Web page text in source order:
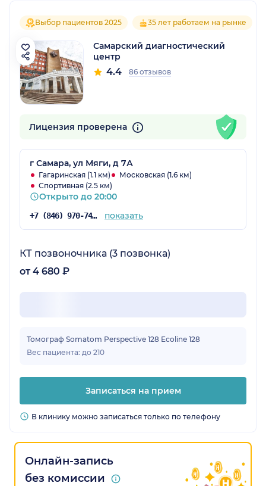
Выбор пациентов 2025 35 лет работаем на рынке
Самарский диагностический
центр
4.4 86 отзывов
Лицензия проверена
г Самара, ул Мяги, д 7А
Гагаринская (1.1 км)
Московская (1.6 км)
Спортивная (2.5 км)
Открыто до 20:00
+7 (846) 970-74-29 показать
КТ позвоночника (3 позвонка)
от 4 680 ₽
Томограф Somatom Perspective 128 Ecoline 128
Вес пациента: до 210
Записаться на прием
В клинику можно записаться только по телефону
Онлайн-запись
без комиссии